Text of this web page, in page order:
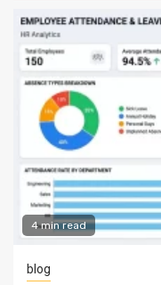
4 min read
blog